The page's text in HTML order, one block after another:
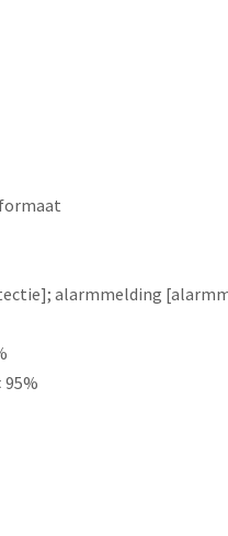
alarmmelding
95%